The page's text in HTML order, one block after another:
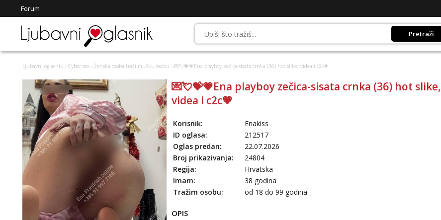
Forum
Pretraži
Ljubavni oglasnik › Cyber sex › Ženska osoba traži mušku osobu › 💌💘💝💗Ena playboy zečica-sisata crnka (36) hot slike, videa i c2c💗
💌💘💝💗Ena playboy zečica-sisata crnka (36) hot slike,
videa i c2c💗
Korisnik:
Enakiss
ID oglasa:
212517
Oglas predan:
22.07.2026
Broj prikazivanja:
24804
Regija:
Hrvatska
Imam:
38 godina
Tražim osobu:
od 18 do 99 godina
OPIS